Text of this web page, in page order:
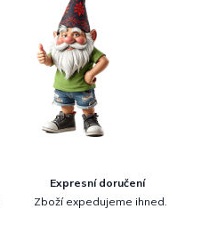
Expresní doručení
Zboží expedujeme ihned.